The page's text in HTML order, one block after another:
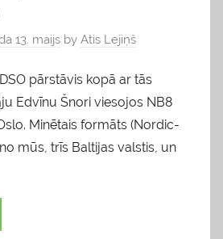
13. maijs by Atis Lejiņš
pārstāvis kopā ar tās
Edvīnu Šnori viesojos NB8
Minētais formāts (Nordic-
mūs, trīs Baltijas valstis, un